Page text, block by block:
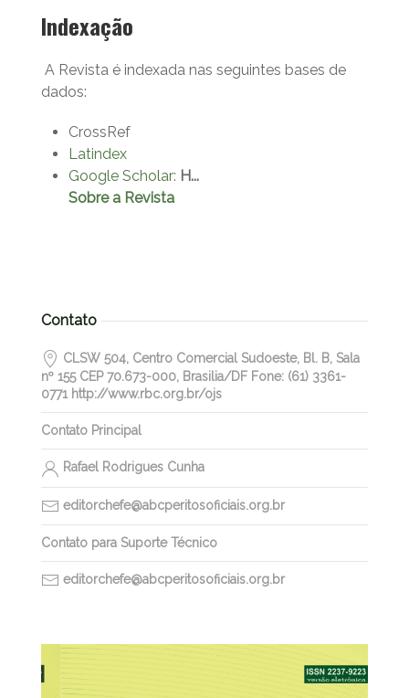
Indexação
A Revista é indexada nas seguintes bases de
dados:
CrossRef
Latindex
Google Scholar: H...
Sobre a Revista
Contato
CLSW 504, Centro Comercial Sudoeste, Bl. B, Sala
nº 155 CEP 70.673-000, Brasilia/DF Fone: (61) 3361-
0771 http://www.rbc.org.br/ojs
Contato Principal
Rafael Rodrigues Cunha
editorchefe@abcperitosoficiais.org.br
Contato para Suporte Técnico
editorchefe@abcperitosoficiais.org.br